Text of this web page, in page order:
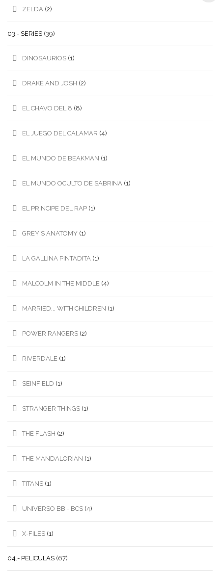
ZELDA (2)
03.- SERIES (39)
DINOSAURIOS (1)
DRAKE AND JOSH (2)
EL CHAVO DEL 8 (8)
EL JUEGO DEL CALAMAR (4)
EL MUNDO DE BEAKMAN (1)
EL MUNDO OCULTO DE SABRINA (1)
EL PRINCIPE DEL RAP (1)
GREY'S ANATOMY (1)
LA GALLINA PINTADITA (1)
MALCOLM IN THE MIDDLE (4)
MARRIED... WITH CHILDREN (1)
POWER RANGERS (2)
RIVERDALE (1)
SEINFIELD (1)
STRANGER THINGS (1)
THE FLASH (2)
THE MANDALORIAN (1)
TITANS (1)
UNIVERSO BB - BCS (4)
X-FILES (1)
04.- PELICULAS (67)